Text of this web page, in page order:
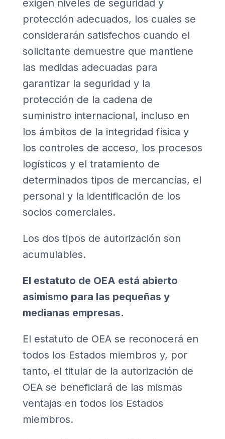
exigen niveles de seguridad y
protección adecuados, los cuales se
considerarán satisfechos cuando el
solicitante demuestre que mantiene
las medidas adecuadas para
garantizar la seguridad y la
protección de la cadena de
suministro internacional, incluso en
los ámbitos de la integridad física y
los controles de acceso, los procesos
logísticos y el tratamiento de
determinados tipos de mercancías, el
personal y la identificación de los
socios comerciales.
Los dos tipos de autorización son
acumulables.
El estatuto de OEA está abierto
asimismo para las pequeñas y
medianas empresas.
El estatuto de OEA se reconocerá en
todos los Estados miembros y, por
tanto, el titular de la autorización de
OEA se beneficiará de las mismas
ventajas en todos los Estados
miembros.